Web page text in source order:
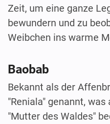
Zeit, um eine ganze
bewundern und zu
Weibchen ins warme
Baobab
Bekannt als der
"Reniala" genannt,
"Mutter des Waldes"